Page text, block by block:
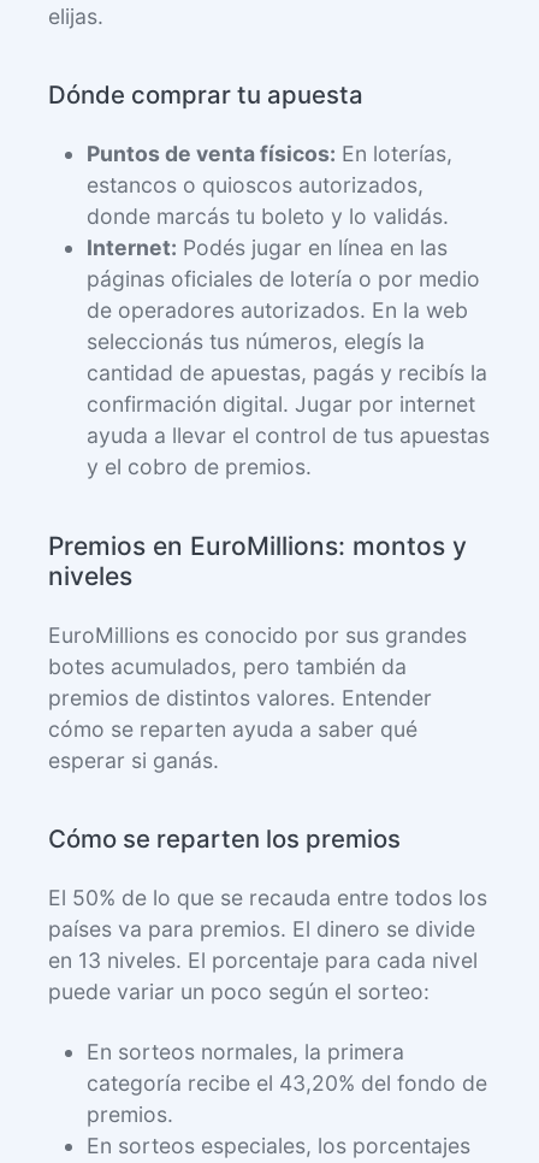
elijas.
Dónde comprar tu apuesta
Puntos de venta físicos: En loterías,
estancos o quioscos autorizados,
donde marcás tu boleto y lo validás.
Internet: Podés jugar en línea en las
páginas oficiales de lotería o por medio
de operadores autorizados. En la web
seleccionás tus números, elegís la
cantidad de apuestas, pagás y recibís la
confirmación digital. Jugar por internet
ayuda a llevar el control de tus apuestas
y el cobro de premios.
Premios en EuroMillions: montos y
niveles
EuroMillions es conocido por sus grandes
botes acumulados, pero también da
premios de distintos valores. Entender
cómo se reparten ayuda a saber qué
esperar si ganás.
Cómo se reparten los premios
El 50% de lo que se recauda entre todos los
países va para premios. El dinero se divide
en 13 niveles. El porcentaje para cada nivel
puede variar un poco según el sorteo:
En sorteos normales, la primera
categoría recibe el 43,20% del fondo de
premios.
En sorteos especiales, los porcentajes